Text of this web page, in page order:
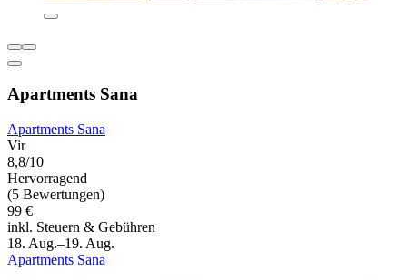
Apartments Sana
Apartments Sana
Vir
8,8/10
Hervorragend
(5 Bewertungen)
99 €
inkl. Steuern & Gebühren
18. Aug.–19. Aug.
Apartments Sana